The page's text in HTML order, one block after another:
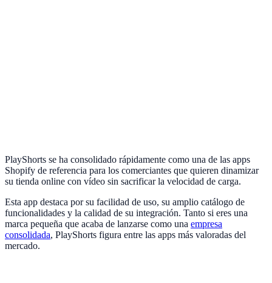
PlayShorts se ha consolidado rápidamente como una de las apps
Shopify de referencia para los comerciantes que quieren dinamizar
su tienda online con vídeo sin sacrificar la velocidad de carga.
Esta app destaca por su facilidad de uso, su amplio catálogo de
funcionalidades y la calidad de su integración. Tanto si eres una
marca pequeña que acaba de lanzarse como una empresa
consolidada, PlayShorts figura entre las apps más valoradas del
mercado.